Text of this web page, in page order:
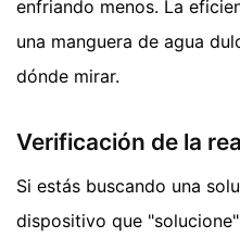
enfriando menos. La
una manguera de agua
dónde mirar.
Verificación de la
Si estás buscando una
dispositivo que